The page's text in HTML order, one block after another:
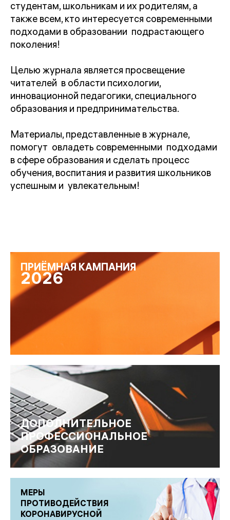
ПРИЁМНАЯ КАМПАНИЯ
2026
ДОПОЛНИТЕЛЬНОЕ
ПРОФЕССИОНАЛЬНОЕ
ОБРАЗОВАНИЕ
МЕРЫ
ПРОТИВОДЕЙСТВИЯ
КОРОНАВИРУСНОЙ
студентам, школьникам и их родителям, а
также всем, кто интересуется современными
подходами в образовании подрастающего
поколения!
Целью журнала является просвещение
читателей в области психологии,
инновационной педагогики, специального
образования и предпринимательства.
Материалы, представленные в журнале,
помогут овладеть современными подходами
в сфере образования и сделать процесс
обучения, воспитания и развития школьников
успешным и увлекательным!